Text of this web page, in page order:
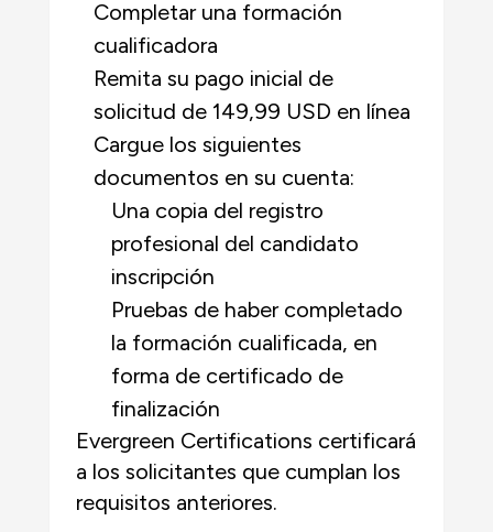
Completar una formación
cualificadora
Remita su pago inicial de
solicitud de 149,99 USD en línea
Cargue los siguientes
documentos en su cuenta:
Una copia del registro
profesional del candidato
inscripción
Pruebas de haber completado
la formación cualificada, en
forma de certificado de
finalización
Evergreen Certifications certificará
a los solicitantes que cumplan los
requisitos anteriores.